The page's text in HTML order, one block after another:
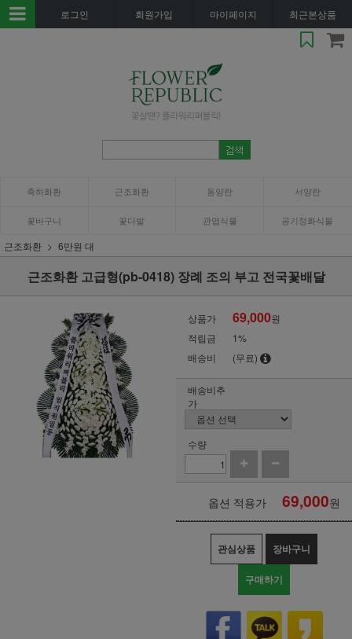
로그인 회원가입 마이페이지 최근본상품
축하화환 근조화환 동양란 서양란
꽃바구니 꽃다발 관엽식물 공기정화식물
근조화환 6만원 대
근조화환 고급형(pb-0418) 장례 조의 부고 전국꽃배달
상품가 69,000원
적립금
1%
배송비
(무료)
배송비추
가
수량
옵션 적용가 69,000원
관심상품 장바구니
구매하기